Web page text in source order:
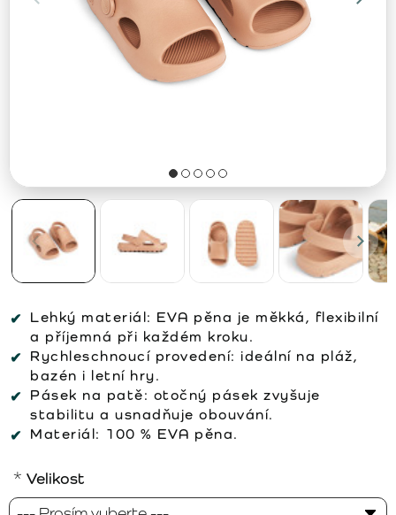
Lehký materiál: EVA pěna je měkká, flexibilní
a příjemná při každém kroku.
Rychleschnoucí provedení: ideální na pláž,
bazén i letní hry.
Pásek na patě: otočný pásek zvyšuje
stabilitu a usnadňuje obouvání.
Materiál: 100 % EVA pěna.
Velikost